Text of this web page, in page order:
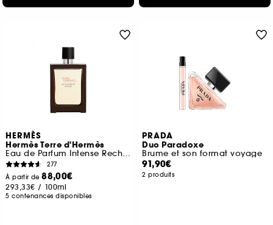
HERMÈS
Hermès Terre d'Hermès
Eau de Parfum Intense Rechargeable
277
À partir de88,00€
293,33€ / 100ml
5 contenances disponibles
PRADA
Duo Paradoxe
Brume et son format voyage
91,90€
2 produits